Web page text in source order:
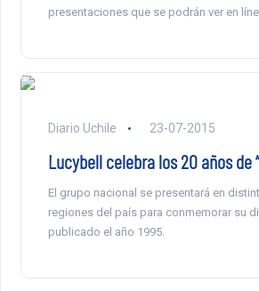
presentaciones que se podrán ver en
Diario Uchile 23-07-2015
Lucybell celebra los 20 años de
El grupo nacional se presentará en
regiones del país para conmemorar su
publicado el año 1995.